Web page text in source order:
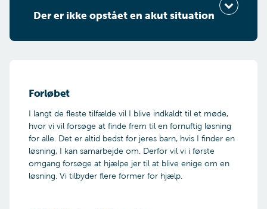
Der er ik­ke op­stå­et en akut si­tu­a­tion
Er der opstået en akut situation?
Ja
Nej
Forløbet
I langt de fleste tilfælde vil I blive indkaldt til et møde,
hvor vi vil forsøge at finde frem til en fornuftig løsning
for alle. Det er altid bedst for jeres barn, hvis I finder en
løsning, I kan samarbejde om. Derfor vil vi i første
omgang forsøge at hjælpe jer til at blive enige om en
løsning. Vi tilbyder flere former for hjælp.